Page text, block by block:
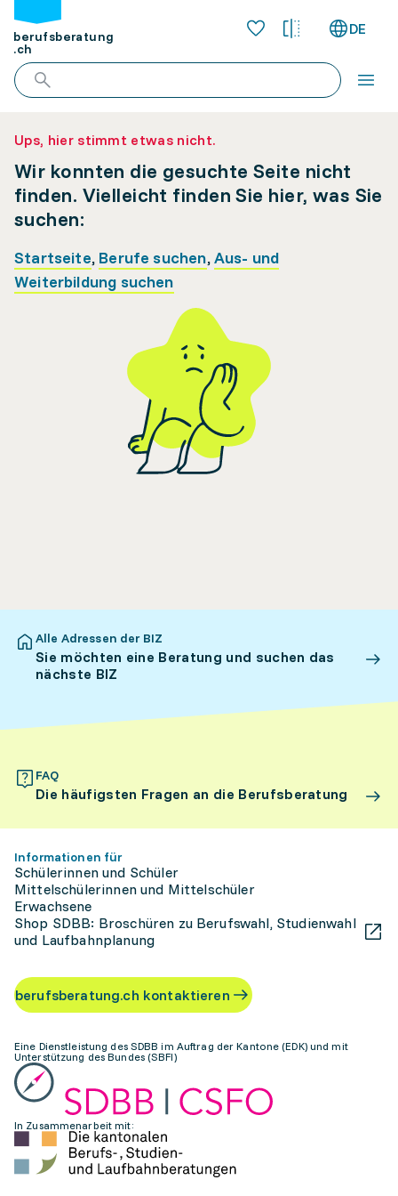
berufsberatung
.ch
DE
Ups, hier stimmt etwas nicht.
Wir konnten die gesuchte Seite nicht
finden. Vielleicht finden Sie hier, was Sie
suchen:
Startseite, Berufe suchen,Aus- und
Weiterbildung suchen
Alle Adressen der BIZ
Sie möchten eine Beratung und suchen das
nächste BIZ
FAQ
Die häufigsten Fragen an die Berufsberatung
Informationen für
Schülerinnen und Schüler
Mittelschülerinnen und Mittelschüler
Erwachsene
Shop SDBB: Broschüren zu Berufswahl, Studienwahl
und Laufbahnplanung
berufsberatung.ch kontaktieren
Eine Dienstleistung des SDBB im Auftrag der Kantone (EDK) und mit
Unterstützung des Bundes (SBFI)
In Zusammenarbeit mit: